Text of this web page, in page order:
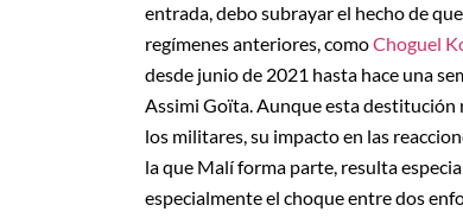
entrada, debo subrayar el hecho de
regímenes anteriores, comoChoguel
desde junio de 2021 hasta hace una
Assimi Goïta. Aunque esta destitución
los militares, su impacto en las
la que Malí forma parte, resulta
especialmente el choque entre dos